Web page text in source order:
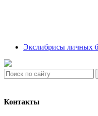
Экслибрисы личных
Контакты